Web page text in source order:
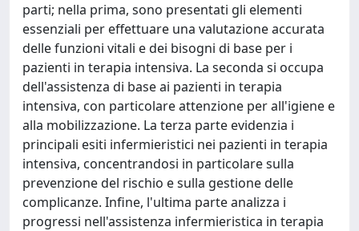
parti; nella prima, sono presentati gli elementi
essenziali per effettuare una valutazione accurata
delle funzioni vitali e dei bisogni di base per i
pazienti in terapia intensiva. La seconda si occupa
dell'assistenza di base ai pazienti in terapia
intensiva, con particolare attenzione per all'igiene e
alla mobilizzazione. La terza parte evidenzia i
principali esiti infermieristici nei pazienti in terapia
intensiva, concentrandosi in particolare sulla
prevenzione del rischio e sulla gestione delle
complicanze. Infine, l'ultima parte analizza i
progressi nell'assistenza infermieristica in terapia